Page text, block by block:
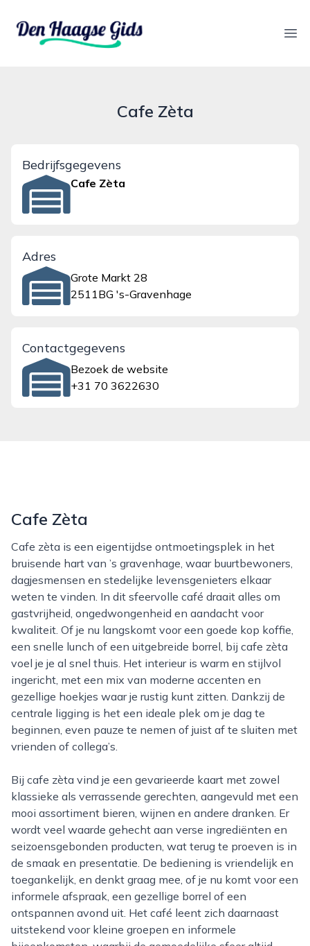
denhaagsegids.nl
Cafe Zèta
Bedrijfsgegevens
Cafe Zèta
Adres
Grote Markt 28
2511BG 's-Gravenhage
Contactgegevens
Bezoek de website
+31 70 3622630
Cafe Zèta
Cafe zèta is een eigentijdse ontmoetingsplek in het
bruisende hart van ’s gravenhage, waar buurtbewoners,
dagjesmensen en stedelijke levensgenieters elkaar
weten te vinden. In dit sfeervolle café draait alles om
gastvrijheid, ongedwongenheid en aandacht voor
kwaliteit. Of je nu langskomt voor een goede kop koffie,
een snelle lunch of een uitgebreide borrel, bij cafe zèta
voel je je al snel thuis. Het interieur is warm en stijlvol
ingericht, met een mix van moderne accenten en
gezellige hoekjes waar je rustig kunt zitten. Dankzij de
centrale ligging is het een ideale plek om je dag te
beginnen, even pauze te nemen of juist af te sluiten met
vrienden of collega’s.
Bij cafe zèta vind je een gevarieerde kaart met zowel
klassieke als verrassende gerechten, aangevuld met een
mooi assortiment bieren, wijnen en andere dranken. Er
wordt veel waarde gehecht aan verse ingrediënten en
seizoensgebonden producten, wat terug te proeven is in
de smaak en presentatie. De bediening is vriendelijk en
toegankelijk, en denkt graag mee, of je nu komt voor een
informele afspraak, een gezellige borrel of een
ontspannen avond uit. Het café leent zich daarnaast
uitstekend voor kleine groepen en informele